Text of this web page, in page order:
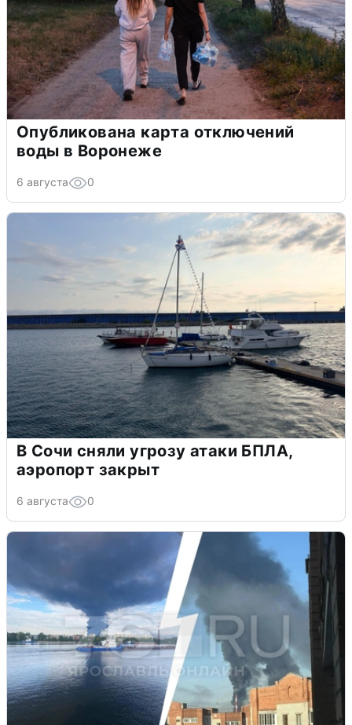
Опубликована карта отключений
воды в Воронеже
6 августа 0
В Сочи сняли угрозу атаки БПЛА,
аэропорт закрыт
6 августа 0